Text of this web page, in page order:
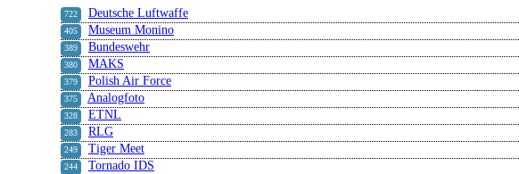
722 Deutsche Luftwaffe
405 Museum Monino
389 Bundeswehr
380 MAKS
379 Polish Air Force
375 Analogfoto
328 ETNL
283 RLG
249 Tiger Meet
244 Tornado IDS